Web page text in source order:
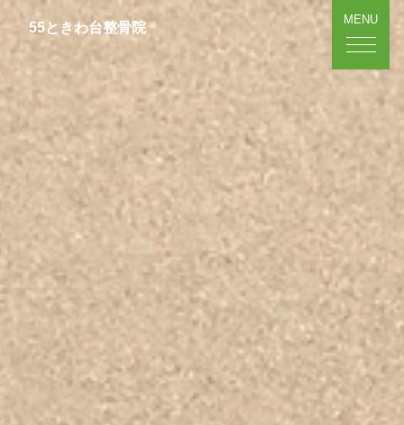
MENU
55ときわ台整骨院